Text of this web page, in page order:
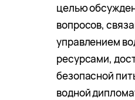
целью
вопросов,
управлением
ресурсами,
безопасной
водной